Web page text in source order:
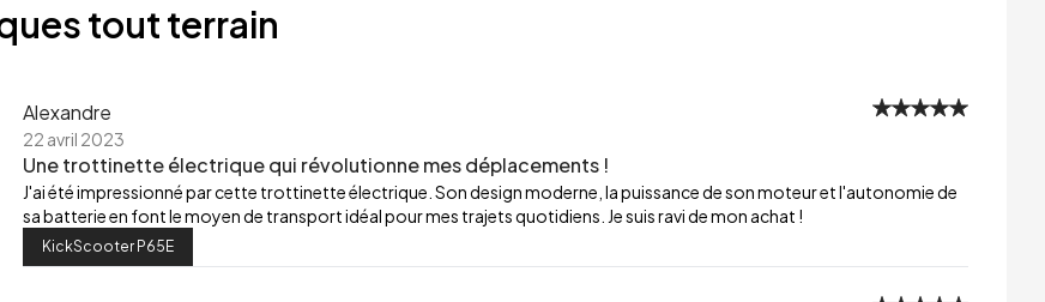
tout terrain
Alexandre
22 avril 2023
Une trottinette électrique qui révolutionne mes déplacements !
J'ai été impressionné par cette trottinette électrique. Son design moderne, la puissance de son moteur et l'autonomie de
sa batterie en font le moyen de transport idéal pour mes trajets quotidiens. Je suis ravi de mon achat !
KickScooter P65E